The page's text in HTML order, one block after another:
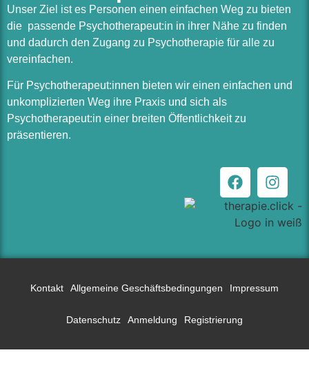
Unser Ziel ist es Personen einen einfachen Weg zu bieten
die passende Psychotherapeut:in in ihrer Nähe zu finden
und dadurch den Zugang zu Psychotherapie für alle zu
vereinfachen.
Für Psychotherapeut:innen bieten wir einen einfachen und
unkomplizierten Weg ihre Praxis und sich als
Psychotherapeut:in einer breiten Öffentlichkeit zu
präsentieren.
Kontakt Allgemeine Geschäftsbedingungen Impressum
Datenschutz Anmeldung Registrierung